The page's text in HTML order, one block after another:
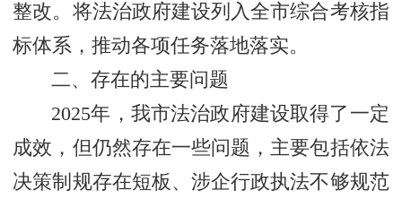
整改。将法治政府建设列入全市综合考核指
标体系，推动各项任务落地落实。
二、存在的主要问题
2025年，我市法治政府建设取得了一定
成效，但仍然存在一些问题，主要包括依法
决策制规存在短板、涉企行政执法不够规范